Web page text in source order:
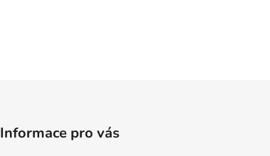
Informace pro vás